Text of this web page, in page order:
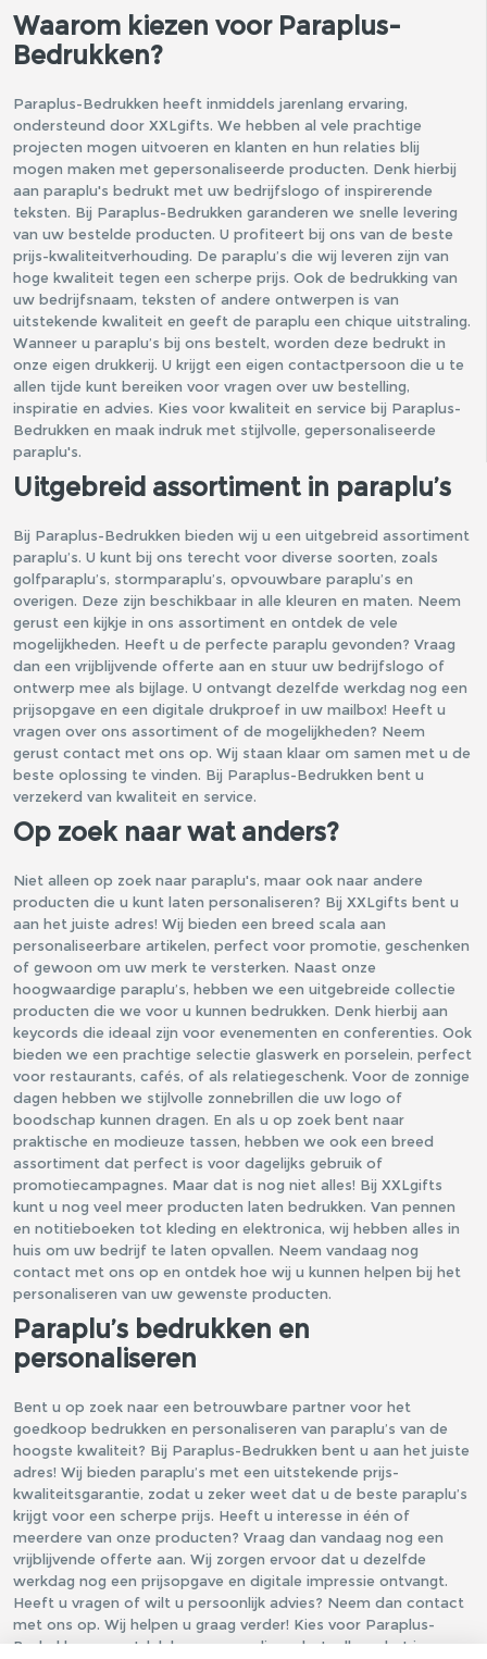
Waarom kiezen voor Paraplus-
Bedrukken?
Paraplus-Bedrukken heeft inmiddels jarenlang ervaring,
ondersteund door XXLgifts. We hebben al vele prachtige
projecten mogen uitvoeren en klanten en hun relaties blij
mogen maken met gepersonaliseerde producten. Denk hierbij
aan paraplu's bedrukt met uw bedrijfslogo of inspirerende
teksten. Bij Paraplus-Bedrukken garanderen we snelle levering
van uw bestelde producten. U profiteert bij ons van de beste
prijs-kwaliteitverhouding. De paraplu’s die wij leveren zijn van
hoge kwaliteit tegen een scherpe prijs. Ook de bedrukking van
uw bedrijfsnaam, teksten of andere ontwerpen is van
uitstekende kwaliteit en geeft de paraplu een chique uitstraling.
Wanneer u paraplu’s bij ons bestelt, worden deze bedrukt in
onze eigen drukkerij. U krijgt een eigen contactpersoon die u te
allen tijde kunt bereiken voor vragen over uw bestelling,
inspiratie en advies. Kies voor kwaliteit en service bij Paraplus-
Bedrukken en maak indruk met stijlvolle, gepersonaliseerde
paraplu's.
Uitgebreid assortiment in paraplu’s
Bij Paraplus-Bedrukken bieden wij u een uitgebreid assortiment
paraplu’s. U kunt bij ons terecht voor diverse soorten, zoals
golfparaplu’s, stormparaplu’s, opvouwbare paraplu’s en
overigen. Deze zijn beschikbaar in alle kleuren en maten. Neem
gerust een kijkje in ons assortiment en ontdek de vele
mogelijkheden. Heeft u de perfecte paraplu gevonden? Vraag
dan een vrijblijvende offerte aan en stuur uw bedrijfslogo of
ontwerp mee als bijlage. U ontvangt dezelfde werkdag nog een
prijsopgave en een digitale drukproef in uw mailbox! Heeft u
vragen over ons assortiment of de mogelijkheden? Neem
gerust contact met ons op. Wij staan klaar om samen met u de
beste oplossing te vinden. Bij Paraplus-Bedrukken bent u
verzekerd van kwaliteit en service.
Op zoek naar wat anders?
Niet alleen op zoek naar paraplu's, maar ook naar andere
producten die u kunt laten personaliseren? Bij XXLgifts bent u
aan het juiste adres! Wij bieden een breed scala aan
personaliseerbare artikelen, perfect voor promotie, geschenken
of gewoon om uw merk te versterken. Naast onze
hoogwaardige paraplu’s, hebben we een uitgebreide collectie
producten die we voor u kunnen bedrukken. Denk hierbij aan
keycords die ideaal zijn voor evenementen en conferenties. Ook
bieden we een prachtige selectie glaswerk en porselein, perfect
voor restaurants, cafés, of als relatiegeschenk. Voor de zonnige
dagen hebben we stijlvolle zonnebrillen die uw logo of
boodschap kunnen dragen. En als u op zoek bent naar
praktische en modieuze tassen, hebben we ook een breed
assortiment dat perfect is voor dagelijks gebruik of
promotiecampagnes. Maar dat is nog niet alles! Bij XXLgifts
kunt u nog veel meer producten laten bedrukken. Van pennen
en notitieboeken tot kleding en elektronica, wij hebben alles in
huis om uw bedrijf te laten opvallen. Neem vandaag nog
contact met ons op en ontdek hoe wij u kunnen helpen bij het
personaliseren van uw gewenste producten.
Paraplu’s bedrukken en
personaliseren
Bent u op zoek naar een betrouwbare partner voor het
goedkoop bedrukken en personaliseren van paraplu’s van de
hoogste kwaliteit? Bij Paraplus-Bedrukken bent u aan het juiste
adres! Wij bieden paraplu’s met een uitstekende prijs-
kwaliteitsgarantie, zodat u zeker weet dat u de beste paraplu’s
krijgt voor een scherpe prijs. Heeft u interesse in één of
meerdere van onze producten? Vraag dan vandaag nog een
vrijblijvende offerte aan. Wij zorgen ervoor dat u dezelfde
werkdag nog een prijsopgave en digitale impressie ontvangt.
Heeft u vragen of wilt u persoonlijk advies? Neem dan contact
met ons op. Wij helpen u graag verder! Kies voor Paraplus-
Bedrukken en ontdek hoe eenvoudig en betaalbaar het is om